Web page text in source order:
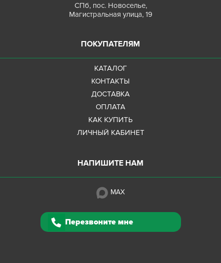
СПб, пос. Новоселье,
Магистральная улица, 19
ПОКУПАТЕЛЯМ
КАТАЛОГ
КОНТАКТЫ
ДОСТАВКА
ОПЛАТА
КАК КУПИТЬ
ЛИЧНЫЙ КАБИНЕТ
НАПИШИТЕ НАМ
MAX
Перезвоните мне